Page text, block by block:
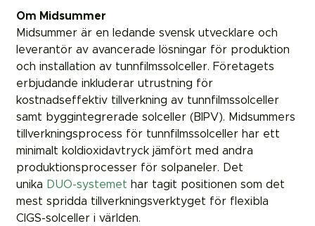
Om Midsummer
Midsummer är en ledande svensk utvecklare och
leverantör av avancerade lösningar för produktion
och installation av tunnfilmssolceller. Företagets
erbjudande inkluderar utrustning för
kostnadseffektiv tillverkning av tunnfilmssolceller
samt byggintegrerade solceller (BIPV). Midsummers
tillverkningsprocess för tunnfilmssolceller har ett
minimalt koldioxidavtryck jämfört med andra
produktionsprocesser för solpaneler. Det
unika DUO-systemet har tagit positionen som det
mest spridda tillverkningsverktyget för flexibla
CIGS-solceller i världen.